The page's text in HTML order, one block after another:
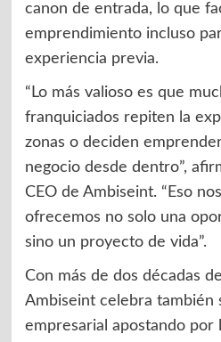
canon de entrada, lo que
emprendimiento incluso
experiencia previa.
“Lo más valioso es que
franquiciados repiten la
zonas o deciden
negocio desde dentro”,
CEO de Ambiseint. “Eso
ofrecemos no solo una
sino un proyecto de vida”.
Con más de dos décadas
Ambiseint celebra también
empresarial apostando por